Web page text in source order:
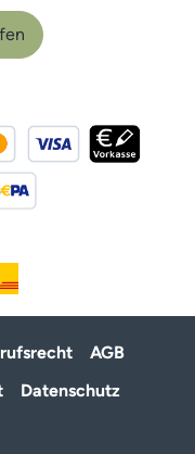
AGB
Datenschutz